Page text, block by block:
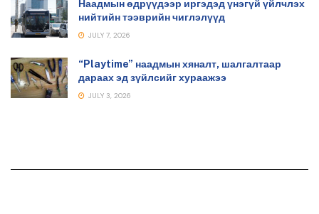
Наадмын өдрүүдээр иргэдэд үнэгүй үйлчлэх
нийтийн тээврийн чиглэлүүд
JULY 7, 2026
“Playtime” наадмын хяналт, шалгалтаар
дараах эд зүйлсийг хураажээ
JULY 3, 2026